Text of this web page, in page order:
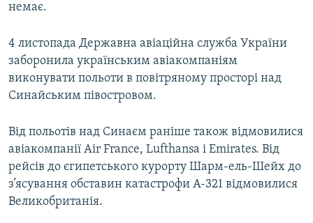
немає.
4 листопада Державна авіаційна служба України
заборонила українським авіакомпаніям
виконувати польоти в повітряному просторі над
Синайським півостровом.
Від польотів над Синаєм раніше також відмовилися
авіакомпанії Air France, Lufthansa і Emirates. Від
рейсів до єгипетського курорту Шарм-ель-Шейх до
з’ясування обставин катастрофи А-321 відмовилися
Великобританія.